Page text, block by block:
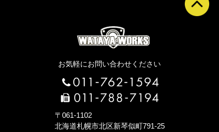
お気軽にお問い合わせください
〒061-1102
北海道札幌市北区新琴似町791-25